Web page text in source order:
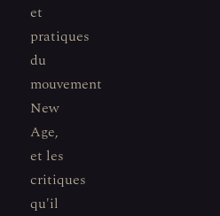
et
pratiques
du
mouvement
New
Age,
et les
critiques
qu'il